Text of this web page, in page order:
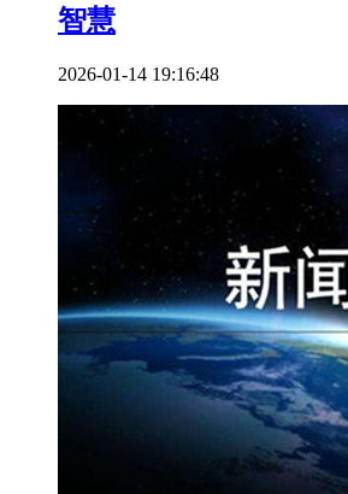
智慧
2026-01-14 19:16:48